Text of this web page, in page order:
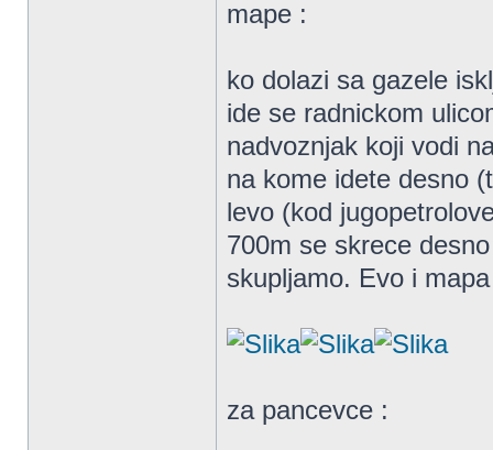
mape :
ko dolazi sa gazele
ide se radnickom
nadvoznjak koji vodi
na kome idete desno
levo (kod
700m se skrece
skupljamo. Evo i mapa
za pancevce :